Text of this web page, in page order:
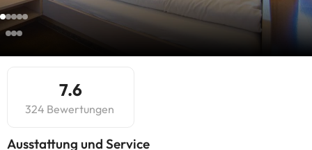
7.6
324 Bewertungen
​Ausstattung und Service